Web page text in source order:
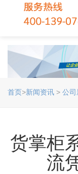
首页>新闻资讯 > 公司
货掌柜
流